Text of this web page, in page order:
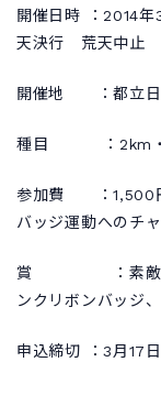
開催日時 ：2014
天決行 荒天中止
開催地 ：都立日
種目 ：2km・
参加費 ：1,500円
バッジ運動へのチャ
賞 ：素敵なウ
ンクリボンバッジ、
申込締切 ：3月17